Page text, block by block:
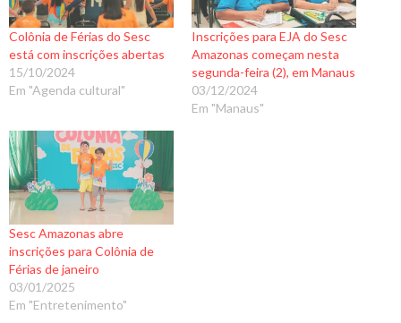
Colônia de Férias do Sesc
está com inscrições abertas
15/10/2024
Em "Agenda cultural"
Inscrições para EJA do Sesc
Amazonas começam nesta
segunda-feira (2), em Manaus
03/12/2024
Em "Manaus"
Sesc Amazonas abre
inscrições para Colônia de
Férias de janeiro
03/01/2025
Em "Entretenimento"